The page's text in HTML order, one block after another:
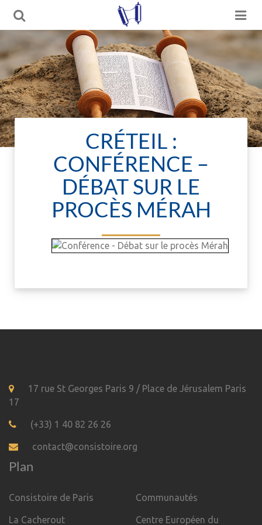
CRÉTEIL :
CONFÉRENCE –
DÉBAT SUR LE
PROCÈS MÉRAH
17 rue St Georges Paris 9 / Place de Jérusalem Paris
17
(+33) 1 40 82 26 26
contact@consistoire.org
Plan
Consistoire de Paris
La Cacherout
Communautés
Centre Européen du